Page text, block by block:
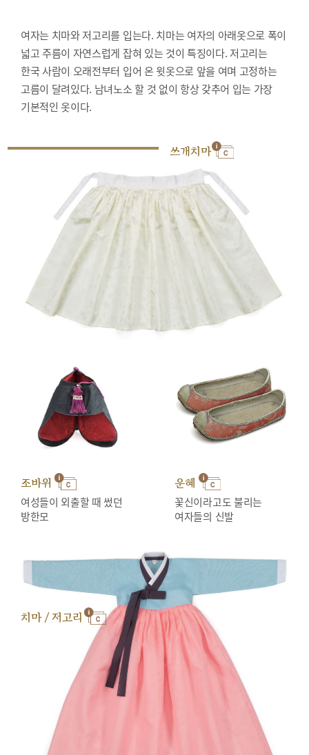
여자는 치마와 저고리를 입는다. 치마는 여자의 아래옷으로 폭이
넓고 주름이 자연스럽게 잡혀 있는 것이 특징이다. 저고리는
한국 사람이 오래전부터 입어 온 윗옷으로 앞을 여며 고정하는
고름이 달려있다. 남녀노소 할 것 없이 항상 갖추어 입는 가장
기본적인 옷이다.
쓰개치마
조바위
여성들이 외출할 때 썼던
방한모
운혜
꽃신이라고도 불리는
여자들의 신발
치마 / 저고리